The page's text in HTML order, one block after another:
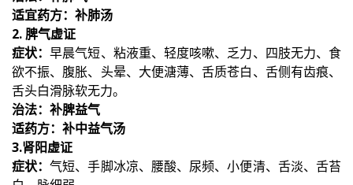
适宜药方：补肺汤
2. 脾气虚证
症状：早晨气短、粘液重、轻度咳嗽、乏力、四肢无力、食
欲不振、腹胀、头晕、大便溏薄、舌质苍白、舌侧有齿痕、
舌头白滑脉软无力。
治法：补脾益气
适药方：补中益气汤
3.肾阳虚证
症状：气短、手脚冰凉、腰酸、尿频、小便清、舌淡、舌苔